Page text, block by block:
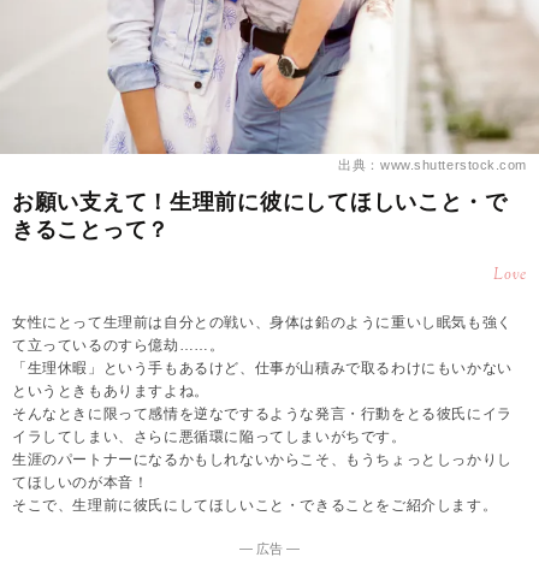
出典：www.shutterstock.com
お願い支えて！生理前に彼にしてほしいこと・で
きることって？
Love
女性にとって生理前は自分との戦い、身体は鉛のように重いし眠気も強く
て立っているのすら億劫……。
「生理休暇」という手もあるけど、仕事が山積みで取るわけにもいかない
というときもありますよね。
そんなときに限って感情を逆なでするような発言・行動をとる彼氏にイラ
イラしてしまい、さらに悪循環に陥ってしまいがちです。
生涯のパートナーになるかもしれないからこそ、もうちょっとしっかりし
てほしいのが本音！
そこで、生理前に彼氏にしてほしいこと・できることをご紹介します。
― 広告 ―